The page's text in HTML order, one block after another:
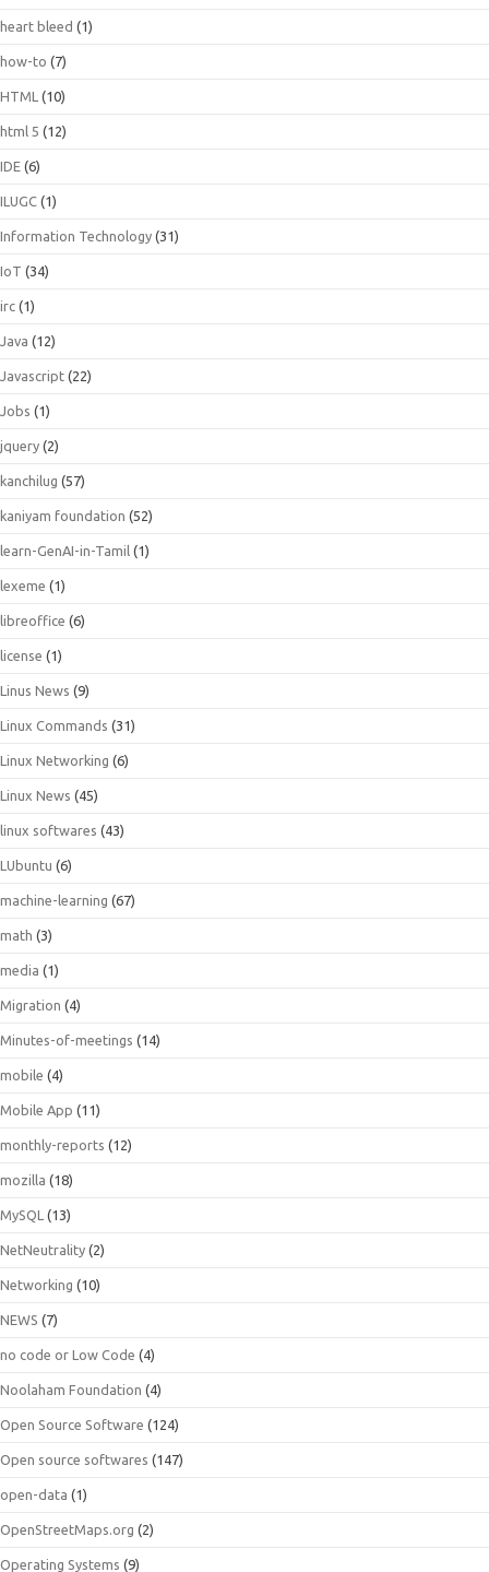
heart bleed (1)
how-to (7)
HTML (10)
html 5 (12)
IDE (6)
ILUGC (1)
Information Technology (31)
IoT (34)
irc (1)
Java (12)
Javascript (22)
Jobs (1)
jquery (2)
kanchilug (57)
kaniyam foundation (52)
learn-GenAI-in-Tamil (1)
lexeme (1)
libreoffice (6)
license (1)
Linus News (9)
Linux Commands (31)
Linux Networking (6)
Linux News (45)
linux softwares (43)
LUbuntu (6)
machine-learning (67)
math (3)
media (1)
Migration (4)
Minutes-of-meetings (14)
mobile (4)
Mobile App (11)
monthly-reports (12)
mozilla (18)
MySQL (13)
NetNeutrality (2)
Networking (10)
NEWS (7)
no code or Low Code (4)
Noolaham Foundation (4)
Open Source Software (124)
Open source softwares (147)
open-data (1)
OpenStreetMaps.org (2)
Operating Systems (9)